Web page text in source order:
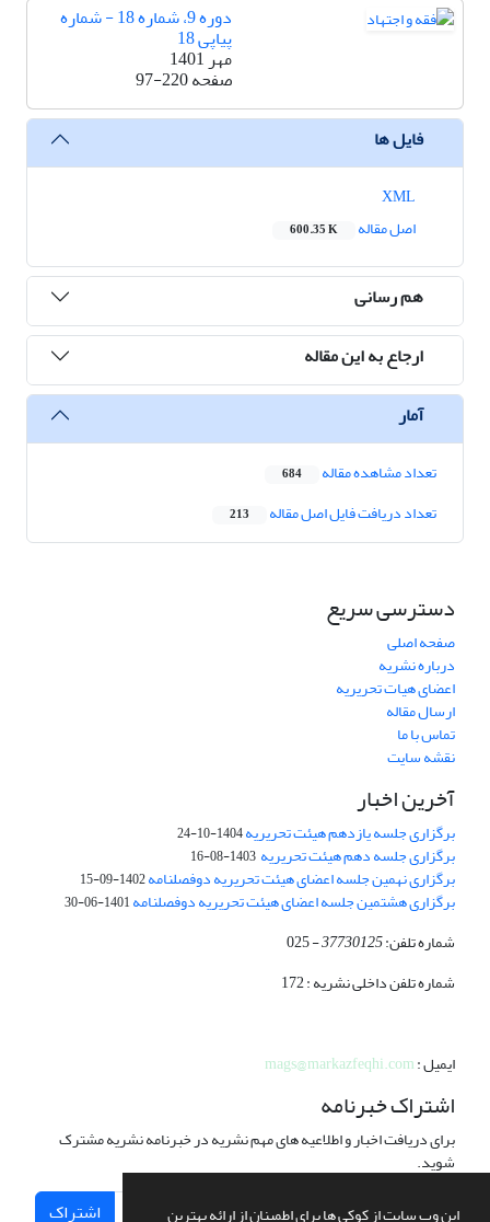
این وب سایت از کوکی ها برای اطمینان از ارائه بهترین
دوره 9، شماره 18 - شماره
پیاپی 18
مهر 1401
صفحه97-220
فایل ها
اصل مقاله
600.35 K
هم رسانی
ارجاع به این مقاله
آمار
تعداد مشاهده مقاله 684
تعداد دریافت فایل اصل مقاله 213
دسترسی سریع
صفحه اصلی
درباره نشریه
اعضای هیات تحریریه
ارسال مقاله
تماس با ما
نقشه سایت
آخرین اخبار
برگزاری جلسه یازدهم هیئت تحریریه1404-10-24
برگزاری جلسه دهم هیئت تحریریه 1403-08-16
برگزاری نهمین جلسه اعضای هیئت تحریریه دوفصلنامه1402-09-15
برگزاری هشتمین جلسه اعضای هیئت تحریریه دوفصلنامه1401-06-30
شماره تلفن:37730125
- 025
شماره تلفن داخلی نشریه : 172
ایمیل :mags@markazfeqhi.com
اشتراک خبرنامه
برای دریافت اخبار و اطلاعیه های مهم نشریه در خبرنامه نشریه مشترک
شوید.
اشتراک